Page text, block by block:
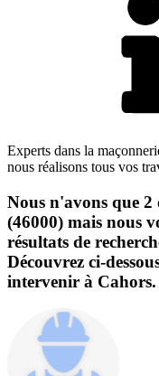
Experts dans la
nous réalisons tous vos
Nous n'avons que 2
(46000) mais nous
résultats de
Découvrez ci-
intervenir à Cahors.